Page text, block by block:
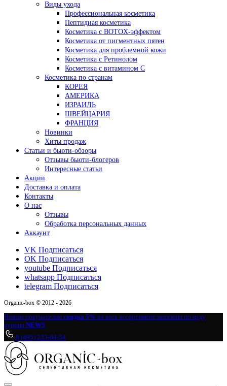
Виды ухода
Профессиональная косметика
Пептидная косметика
Косметика с BOTOX-эффектом
Косметика от пигментных пятен
Косметика для проблемной кожи
Косметика с Ретинолом
Косметика с витамином С
Косметика по странам
КОРЕЯ
АМЕРИКА
ИЗРАИЛЬ
ШВЕЙЦАРИЯ
ФРАНЦИЯ
Новинки
Хиты продаж
Статьи и бьюти-обзоры
Отзывы бьюти-блогеров
Интересные статьи
Акции
Доставка и оплата
Контакты
О нас
Отзывы
Обработка персональных данных
Аккаунт
VK Подписаться
OK Подписаться
youtube Подписаться
whatsapp Подписаться
telegram Подписаться
Organic-box © 2012 - 2026
Новым покупателям скидка 5% на весь ассортимент магазина по коду
купона NEW5
8 (495) 233-64-54